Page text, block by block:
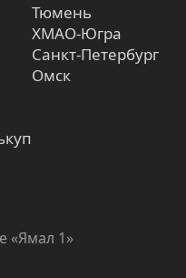
Тюмень
ХМАО-Югра
Санкт-Петербург
Омск
«Ямал 1»